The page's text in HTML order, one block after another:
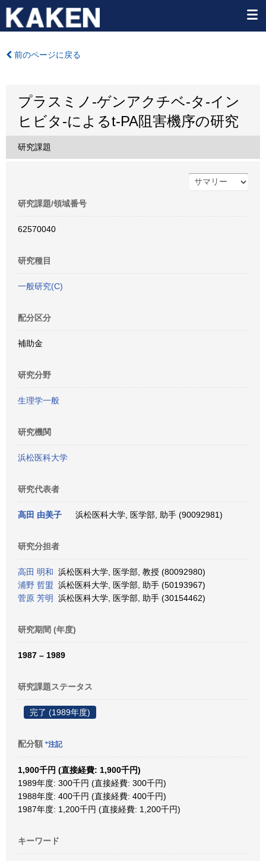
前のページに戻る
プラスミノ-ゲンアクチベ-タ-イン
ヒビタ-によるt-PA阻害機序の研究
研究課題
研究課題/領域番号
62570040
研究種目
一般研究(C)
配分区分
補助金
研究分野
生理学一般
研究機関
浜松医科大学
研究代表者
高田 由美子 浜松医科大学, 医学部, 助手 (90092981)
研究分担者
高田 明和 浜松医科大学, 医学部, 教授 (80092980)
浦野 哲盟 浜松医科大学, 医学部, 助手 (50193967)
菅原 芳明
浜松医科大学, 医学部, 助手 (30154462)
研究期間 (年度)
1987 – 1989
研究課題ステータス
完了 (1989年度)
配分額 *注記
1,900千円 (直接経費: 1,900千円)
1989年度: 300千円 (直接経費: 300千円)
1988年度: 400千円 (直接経費: 400千円)
1987年度: 1,200千円 (直接経費: 1,200千円)
キーワード